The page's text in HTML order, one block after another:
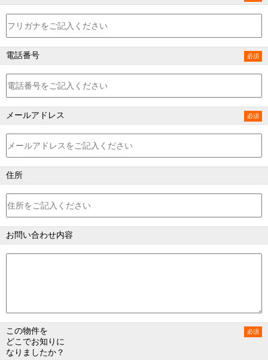
電話番号
メールアドレス
住所
お問い合わせ内容
この物件を
どこでお知りに
なりましたか？